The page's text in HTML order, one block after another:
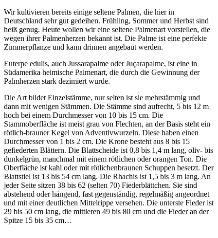
Wir kultivieren bereits einige seltene Palmen, die hier in
Deutschland sehr gut gedeihen. Frühling, Sommer und Herbst sind
heiß genug. Heute wollen wir eine seltene Palmenart vorstellen, die
wegen ihrer Palmenherzen bekannt ist. Die Palme ist eine perfekte
Zimmerpflanze und kann drinnen angebaut werden.
Euterpe edulis, auch Jussarapalme oder Juçarapalme, ist eine in
Südamerika heimische Palmenart, die durch die Gewinnung der
Palmherzen stark dezimiert wurde.
Die Art bildet Einzelstämme, nur selten ist sie mehrstämmig und
dann mit wenigen Stämmen. Die Stämme sind aufrecht, 5 bis 12 m
hoch bei einem Durchmesser von 10 bis 15 cm. Die
Stammoberfläche ist meist grau von Flechten, an der Basis steht ein
rötlich-brauner Kegel von Adventivwurzeln. Diese haben einen
Durchmesser von 1 bis 2 cm. Die Krone besteht aus 8 bis 15
gefiederten Blättern. Die Blattscheide ist 0,8 bis 1,4 m lang, oliv- bis
dunkelgrün, manchmal mit einem rötlichen oder orangen Ton. Die
Oberfläche ist kahl oder mit rötlichenbraunen Schuppen besetzt. Der
Blattstiel ist 13 bis 54 cm lang. Die Rhachis ist 1,5 bis 3 m lang. An
jeder Seite sitzen 38 bis 62 (selten 70) Fiederblättchen. Sie sind
abstehend oder hängend, fast gegenständig, regelmäßig angeordnet
und mit einer deutlichen Mittelrippe versehen. Die unterste Fieder ist
29 bis 50 cm lang, die mittleren 49 bis 80 cm und die Fieder an der
Spitze 15 bis 35 cm…